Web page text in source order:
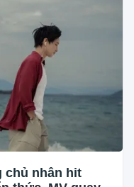
chủ nhân hit